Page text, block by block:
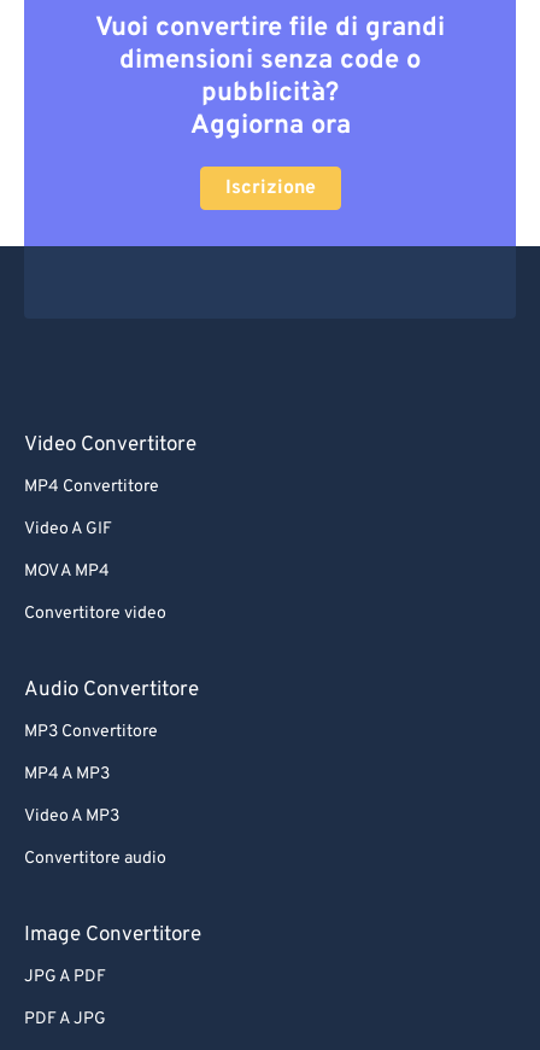
Vuoi convertire file di grandi
dimensioni senza code o
pubblicità?
Aggiorna ora
Iscrizione
Video Convertitore
MP4 Convertitore
Video A GIF
MOV A MP4
Convertitore video
Audio Convertitore
MP3 Convertitore
MP4 A MP3
Video A MP3
Convertitore audio
Image Convertitore
JPG A PDF
PDF A JPG